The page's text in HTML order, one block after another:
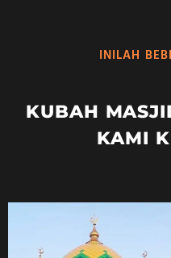
INILAH
KUBAH
KAMI